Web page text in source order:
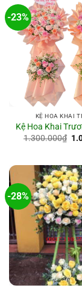
-23%
KỆ HOA KHAI
Kệ Hoa Khai
1.300.000₫
-28%